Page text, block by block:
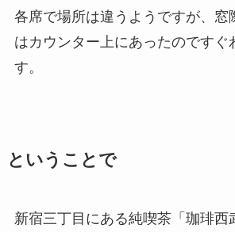
各席で場所は違うようですが、窓
はカウンター上にあったのですぐ
す。
ということで
新宿三丁目にある純喫茶「珈琲西